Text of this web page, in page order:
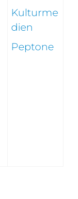
Kulturme
dien
Peptone